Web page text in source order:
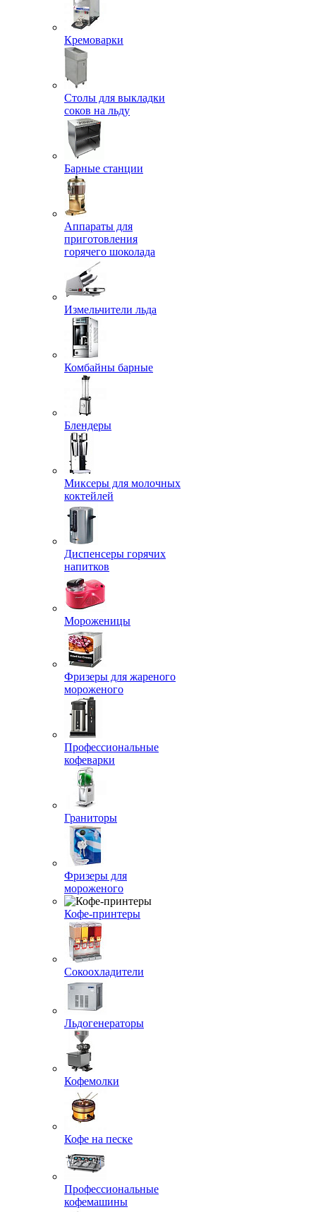
Кремоварки
Столы для выкладки
соков на льду
Барные станции
Аппараты для
приготовления
горячего шоколада
Измельчители льда
Комбайны барные
Блендеры
Миксеры для молочных
коктейлей
Диспенсеры горячих
напитков
Мороженицы
Фризеры для жареного
мороженого
Профессиональные
кофеварки
Граниторы
Фризеры для
мороженого
Кофе-принтеры
Сокоохладители
Льдогенераторы
Кофемолки
Кофе на песке
Профессиональные
кофемашины